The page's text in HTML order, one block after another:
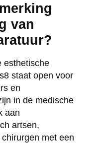
van
esthetische
staat open voor
en
in de medische
aan
artsen,
met een